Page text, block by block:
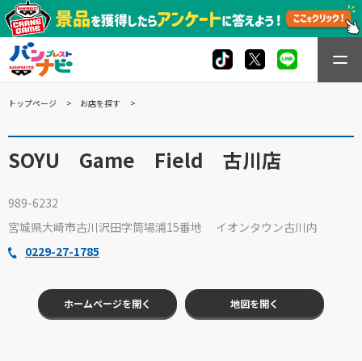
トップページ お店を探す
SOYU Game Field 古川店
989-6232
宮城県大崎市古川沢田字筒場浦15番地 イオンタウン古川内
0229-27-1785
ホームページを開く 地図を開く